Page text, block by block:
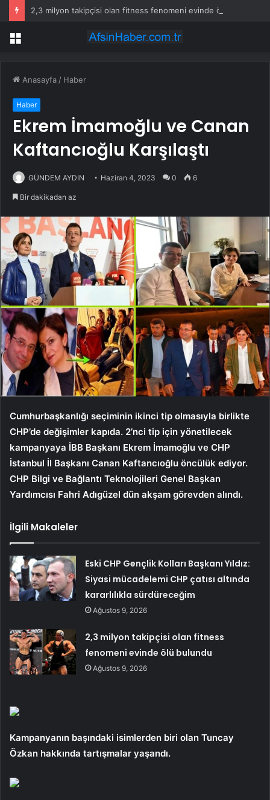
Menü
Anasayfa / Haber
Haber
Ekrem İmamoğlu ve Canan
Kaftancıoğlu Karşılaştı
GÜNDEM AYDIN Haziran 4, 2023 0 6
Bir dakikadan az
Cumhurbaşkanlığı seçiminin ikinci tip olmasıyla birlikte
CHP’de değişimler kapıda. 2’nci tip için yönetilecek
kampanyaya İBB Başkanı Ekrem İmamoğlu ve CHP
İstanbul İl Başkanı Canan Kaftancıoğlu öncülük ediyor.
CHP Bilgi ve Bağlantı Teknolojileri Genel Başkan
Yardımcısı Fahri Adıgüzel dün akşam görevden alındı.
İlgili Makaleler
Eski CHP Gençlik Kolları Başkanı Yıldız:
Siyasi mücadelemi CHP çatısı altında
kararlılıkla sürdüreceğim
Ağustos 9, 2026
2,3 milyon takipçisi olan fitness
fenomeni evinde ölü bulundu
Ağustos 9, 2026
Kampanyanın başındaki isimlerden biri olan Tuncay
Özkan hakkında tartışmalar yaşandı.